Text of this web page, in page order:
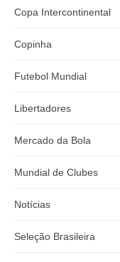
Copa Intercontinental
Copinha
Futebol Mundial
Libertadores
Mercado da Bola
Mundial de Clubes
Notícias
Seleção Brasileira